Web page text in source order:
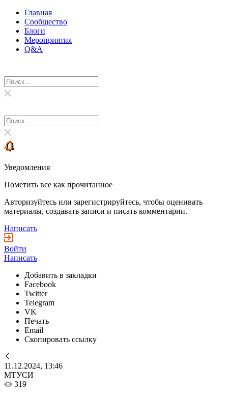
Главная
Сообщество
Блоги
Мероприятия
Q&A
Уведомления
Пометить все как прочитанное
Авторизуйтесь или зарегистрируйтесь, чтобы оценивать
материалы, создавать записи и писать комментарии.
Написать
Войти
Написать
Добавить в закладки
Facebook
Twitter
Telegram
VK
Печать
Email
Скопировать ссылку
11.12.2024, 13:46
МТУСИ
319